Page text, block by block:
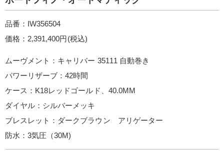
品番：IW356504
価格：2,391,400円(税込)
ムーヴメント：キャリバー 35111 自動巻き
パワーリザーブ：42時間
ケース：K18レッドゴールド、40.0MM
ダイヤル：シルバーメッキ
ブレスレット：ダークブラウン アリゲーター
防水：3気圧（30M)